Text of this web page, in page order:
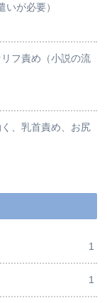
が必要）
フ責め（小説の流
、乳首責め、お尻
1
1